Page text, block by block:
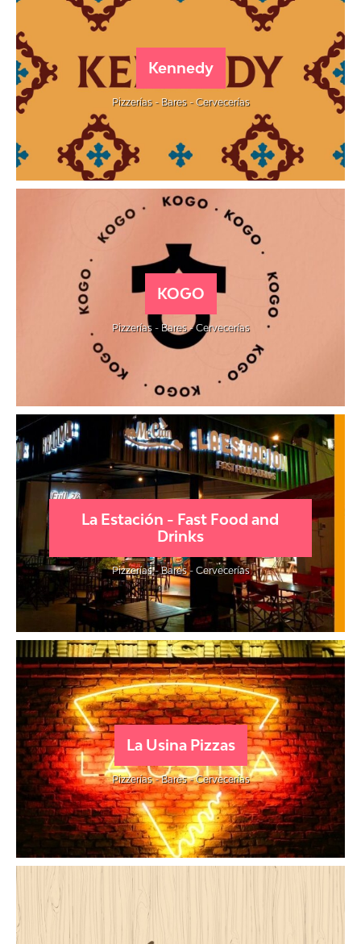
Kennedy
Pizzerías - Bares - Cervecerías
KOGO
Pizzerías - Bares - Cervecerías
La Estación - Fast Food and
Drinks
Pizzerías - Bares - Cervecerías
La Usina Pizzas
Pizzerías - Bares - Cervecerías